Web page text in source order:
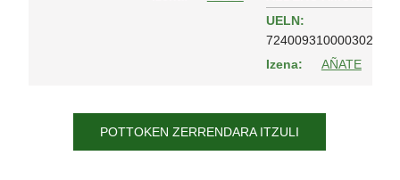
UELN:
724009310000302
Izena:
AÑATE
POTTOKEN ZERRENDARA ITZULI